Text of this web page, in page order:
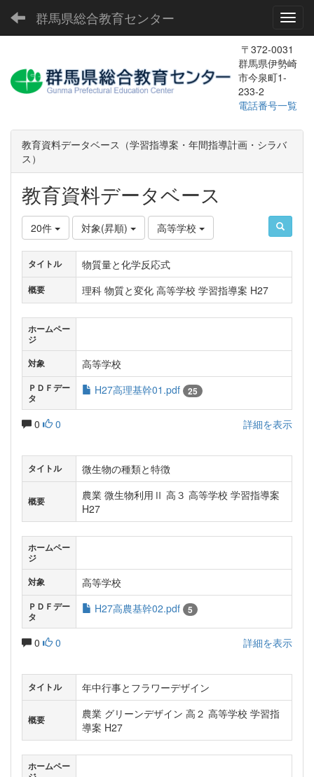
群馬県総合教育センター
〒372-0031
群馬県伊勢崎
市今泉町1-
233-2
電話番号一覧
教育資料データベース（学習指導案・年間指導計画・シラバ
ス）
教育資料データベース
20件 対象(昇順) 高等学校
タイトル 物質量と化学反応式
概要 理科 物質と変化 高等学校 学習指導案 H27
ホームペー
ジ
対象
高等学校
ＰＤＦデー
タ
H27高理基幹01.pdf 25
0 0 詳細を表示
タイトル 微生物の種類と特徴
概要
農業 微生物利用Ⅱ 高３ 高等学校 学習指導案
H27
ホームペー
ジ
対象
高等学校
ＰＤＦデー
タ
H27高農基幹02.pdf 5
0 0 詳細を表示
タイトル 年中行事とフラワーデザイン
概要
農業 グリーンデザイン 高２ 高等学校 学習指
導案 H27
ホームペー